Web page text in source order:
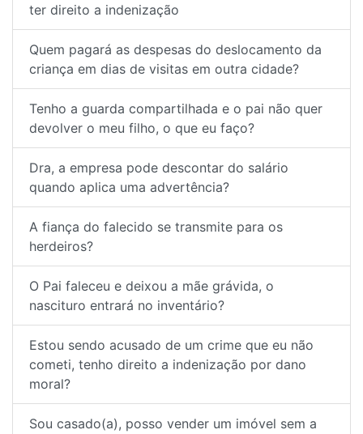
ter direito a indenização
Quem pagará as despesas do deslocamento da
criança em dias de visitas em outra cidade?
Tenho a guarda compartilhada e o pai não quer
devolver o meu filho, o que eu faço?
Dra, a empresa pode descontar do salário
quando aplica uma advertência?
A fiança do falecido se transmite para os
herdeiros?
O Pai faleceu e deixou a mãe grávida, o
nascituro entrará no inventário?
Estou sendo acusado de um crime que eu não
cometi, tenho direito a indenização por dano
moral?
Sou casado(a), posso vender um imóvel sem a